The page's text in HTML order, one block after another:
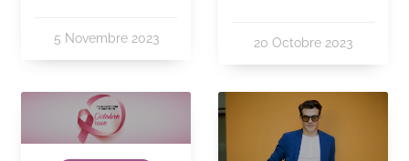
5 Novembre 2023 20 Octobre 2023